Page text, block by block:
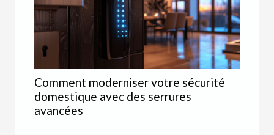
Comment moderniser votre sécurité
domestique avec des serrures
avancées